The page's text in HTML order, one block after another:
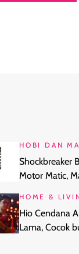
HOBI DAN
Shockbreaker
Motor Matic,
HOME &
Hio Cendana
Lama, Cocok